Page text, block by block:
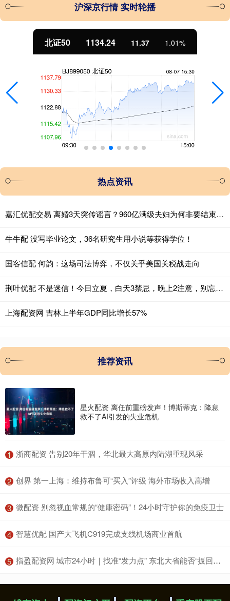
沪深京行情 实时轮播
北证50 1134.24 11.37 1.01%
热点资讯
嘉汇优配交易 离婚3天突传谣言？960亿满级夫妇为何非要结束神仙婚姻？
牛牛配 没写毕业论文，36名研究生用小说等获得学位！
国客信配 何韵：这场司法博弈，不仅关乎美国关税战走向
荆叶优配 不是迷信！今日立夏，白天3禁忌，晚上2注意，别忘告诉家人
上海配资网 吉林上半年GDP同比增长57%
推荐资讯
星火配资 离任前重磅发声！博斯蒂克：降息
救不了AI引发的失业危机
1 ​浙商配资 告别20年干涸，华北最大高原内陆湖重现风采
2 ​创界 第一上海：维持布鲁可“买入”评级 海外市场收入高增
3 ​微配资 别忽视血常规的“健康密码”！24小时守护你的免疫卫士
4 ​智慧优配 国产大飞机C919完成支线机场商业首航
5 ​指盈配资网 城市24小时｜找准“发力点” 东北大省能否“扳回一城”